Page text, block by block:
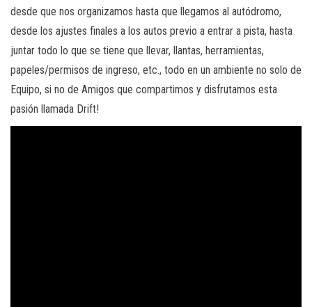
desde que nos organizamos hasta que llegamos al autódromo,
desde los ajustes finales a los autos previo a entrar a pista, hasta
juntar todo lo que se tiene que llevar, llantas, herramientas,
papeles/permisos de ingreso, etc., todo en un ambiente no solo de
Equipo, si no de Amigos que compartimos y disfrutamos esta
pasión llamada Drift!